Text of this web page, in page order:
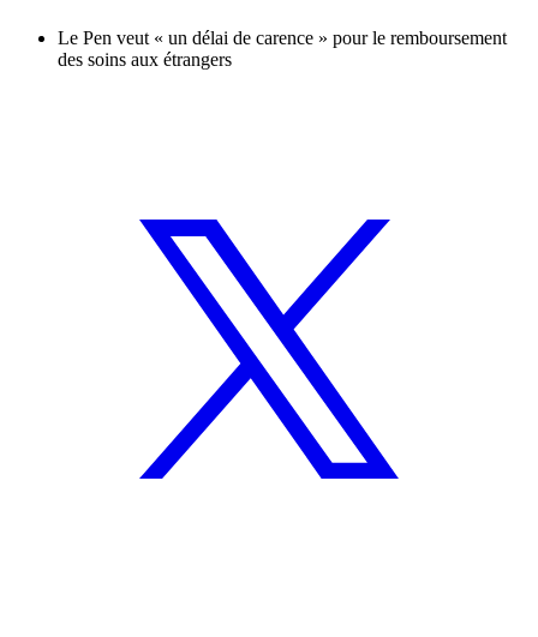
Le Pen veut « un délai de carence » pour le remboursement
des soins aux étrangers